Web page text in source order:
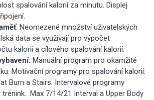
spalování kalorií za minutu. Displej
. Neomezené množství uživatelských
data se využívají pro výpočet
kalorií a cílového spalování kalorií.
Manuální program pro okamžité
Motivační programy pro spalování kalorií:
Burn a Stairs. Intervalové programy
trénink: Max 7/14/21 Interval a Upper Body